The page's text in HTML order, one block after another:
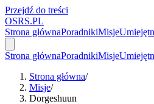
Przejdź do treści
OSRS.PL
Strona głównaPoradnikiMisje
Strona głównaPoradnikiMisje
Strona główna/
Misje/
Dorgeshuun